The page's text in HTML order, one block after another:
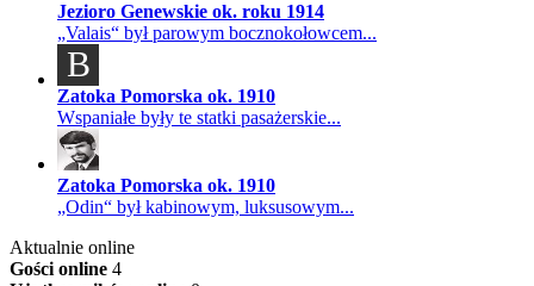
Jezioro Genewskie ok. roku 1914
„Valais“ był parowym bocznokołowcem...
B
Zatoka Pomorska ok. 1910
Wspaniałe były te statki pasażerskie...
Zatoka Pomorska ok. 1910
„Odin“ był kabinowym, luksusowym...
Aktualnie online
Gości online 4